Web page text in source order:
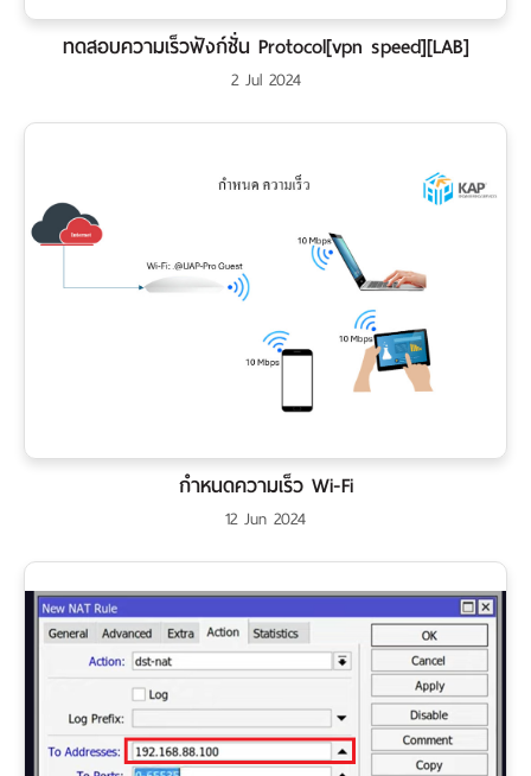
ทดสอบความเร็วฟังก์ชั่น Protocol[vpn speed][LAB]
2 Jul 2024
กำหนดความเร็ว Wi-Fi
12 Jun 2024